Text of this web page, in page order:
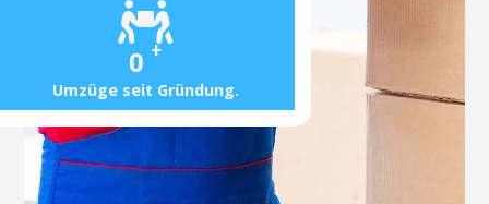
0 +
Umzüge seit Gründung.